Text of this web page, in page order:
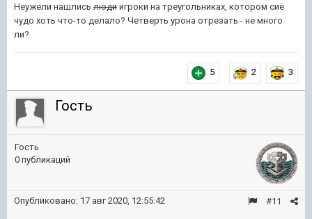
Неужели нашлись люди игроки на треугольниках, котором сиё
чудо хоть что-то делало? Четверть урона отрезать - не много
ли?
5 2 3
Гость
Гость
0 публикаций
#11
Опубликовано: 17 авг 2020, 12:55:42